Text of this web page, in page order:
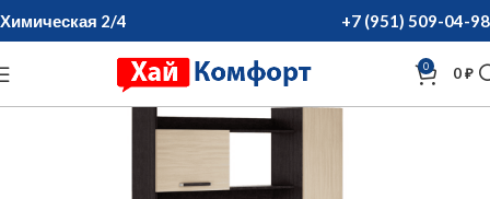
Химическая 2/4 +7 (951) 509-04-98
0 0₽